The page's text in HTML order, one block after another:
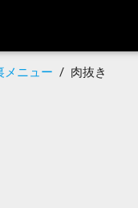
メニュー / 肉抜き